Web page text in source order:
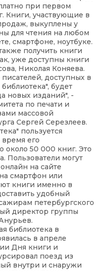
при первом
Книги, участвующие в
выкуплены у
для чтения на любом
смартфоне, ноутбуке.
получить книги
уже доступны книги
Николая Коняева.
доступных в
будет
новых изданий", -
по печати и
массовой
Сергей Серезлеев.
пользуется
его
около 50 000 книг. Это
Пользователи могут
на сайте
смартфон или
книги именно в
удобный
петербургского
директор группы
библиотека в
в апреле
Дня книги и
поезд из
внутри и снаружи